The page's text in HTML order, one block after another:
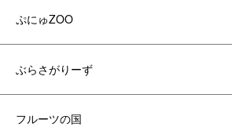
ぷにゅZOO
ぶらさがりーず
フルーツの国